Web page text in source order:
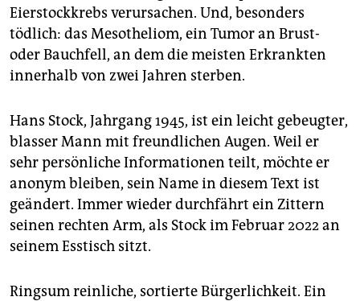
Eierstockkrebs verursachen. Und, besonders
tödlich: das Mesotheliom, ein Tumor an Brust-
oder Bauchfell, an dem die meisten Erkrankten
innerhalb von zwei Jahren sterben.
Hans Stock, Jahrgang 1945, ist ein leicht gebeugter,
blasser Mann mit freundlichen Augen. Weil er
sehr persönliche Informationen teilt, möchte er
anonym bleiben, sein Name in diesem Text ist
geändert. Immer wieder durchfährt ein Zittern
seinen rechten Arm, als Stock im Februar 2022 an
seinem Esstisch sitzt.
Ringsum reinliche, sortierte Bürgerlichkeit. Ein